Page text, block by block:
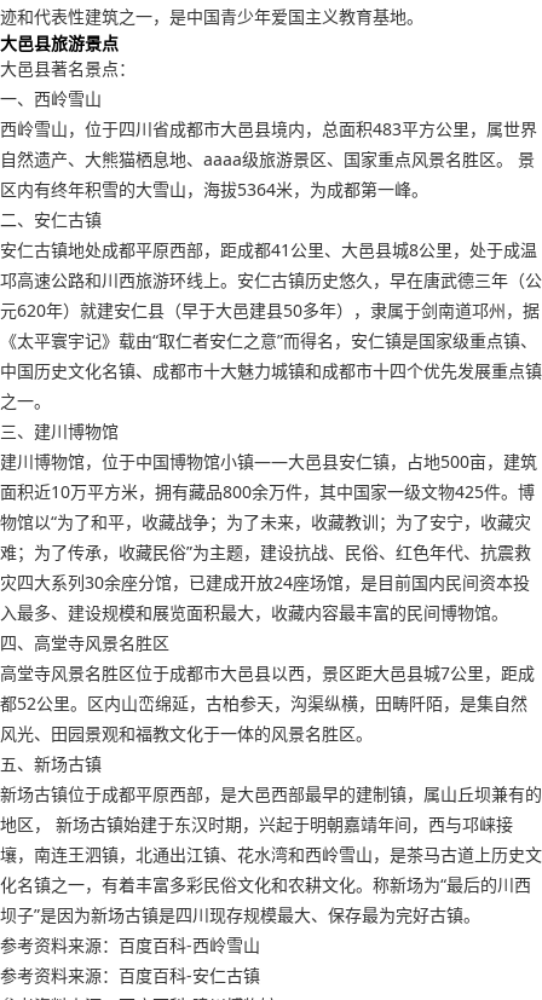
迹和代表性建筑之一，是中国青少年爱国主义教育基地。
大邑县旅游景点
大邑县著名景点：
一、西岭雪山
西岭雪山，位于四川省成都市大邑县境内，总面积483平方公里，属世界
自然遗产、大熊猫栖息地、aaaa级旅游景区、国家重点风景名胜区。 景
区内有终年积雪的大雪山，海拔5364米，为成都第一峰。
二、安仁古镇
安仁古镇地处成都平原西部，距成都41公里、大邑县城8公里，处于成温
邛高速公路和川西旅游环线上。安仁古镇历史悠久，早在唐武德三年（公
元620年）就建安仁县（早于大邑建县50多年），隶属于剑南道邛州，据
《太平寰宇记》载由“取仁者安仁之意”而得名，安仁镇是国家级重点镇、
中国历史文化名镇、成都市十大魅力城镇和成都市十四个优先发展重点镇
之一。
三、建川博物馆
建川博物馆，位于中国博物馆小镇——大邑县安仁镇，占地500亩，建筑
面积近10万平方米，拥有藏品800余万件，其中国家一级文物425件。博
物馆以“为了和平，收藏战争；为了未来，收藏教训；为了安宁，收藏灾
难；为了传承，收藏民俗”为主题，建设抗战、民俗、红色年代、抗震救
灾四大系列30余座分馆，已建成开放24座场馆，是目前国内民间资本投
入最多、建设规模和展览面积最大，收藏内容最丰富的民间博物馆。
四、高堂寺风景名胜区
高堂寺风景名胜区位于成都市大邑县以西，景区距大邑县城7公里，距成
都52公里。区内山峦绵延，古柏参天，沟渠纵横，田畴阡陌，是集自然
风光、田园景观和福教文化于一体的风景名胜区。
五、新场古镇
新场古镇位于成都平原西部，是大邑西部最早的建制镇，属山丘坝兼有的
地区， 新场古镇始建于东汉时期，兴起于明朝嘉靖年间，西与邛崃接
壤，南连王泗镇，北通出江镇、花水湾和西岭雪山，是茶马古道上历史文
化名镇之一，有着丰富多彩民俗文化和农耕文化。称新场为“最后的川西
坝子”是因为新场古镇是四川现存规模最大、保存最为完好古镇。
参考资料来源：百度百科-西岭雪山
参考资料来源：百度百科-安仁古镇